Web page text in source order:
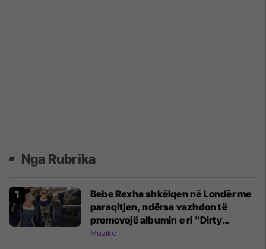
Nga Rubrika
Bebe Rexha shkëlqen në Londër me
paraqitjen, ndërsa vazhdon të
promovojë albumin e ri "Dirty
Blonde"
Muzikë